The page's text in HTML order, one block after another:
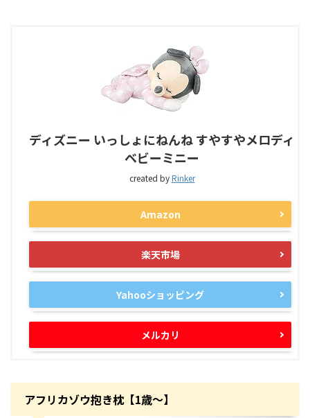
ディズニー いっしょにねんね すやすやメロディ
ベビーミニー
created byRinker
Amazon
楽天市場
Yahooショッピング
メルカリ
アフリカゾウ抱き枕【1歳〜】